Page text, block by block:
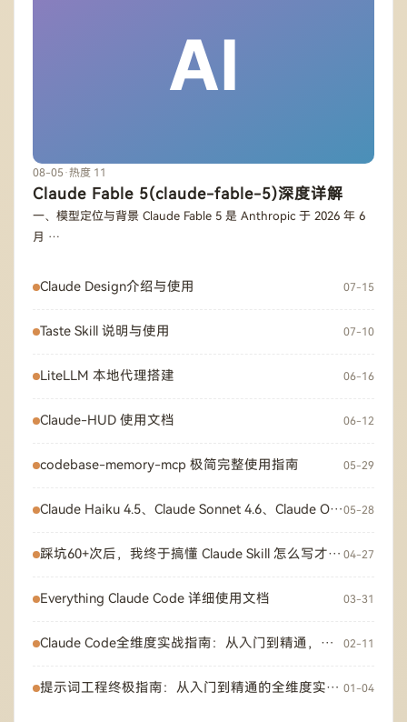
08-05 ·热度 11
Claude Fable 5(claude-fable-5)深度详解
一、模型定位与背景 Claude Fable 5 是 Anthropic 于 2026 年 6
月 …
Claude Design介绍与使用 07-15
Taste Skill 说明与使用 07-10
LiteLLM 本地代理搭建 06-16
Claude-HUD 使用文档 06-12
codebase-memory-mcp 极简完整使用指南 05-29
Claude Haiku 4.5、Claude Sonnet 4.6、Claude Opus 4.7 区别以及各自的新特性05-28
踩坑60+次后，我终于搞懂 Claude Skill 怎么写才会真的触发 04-27
Everything Claude Code 详细使用文档 03-31
Claude Code全维度实战指南：从入门到精通，解锁AI编程新范式 02-11
提示词工程终极指南：从入门到精通的全维度实战手册 01-04